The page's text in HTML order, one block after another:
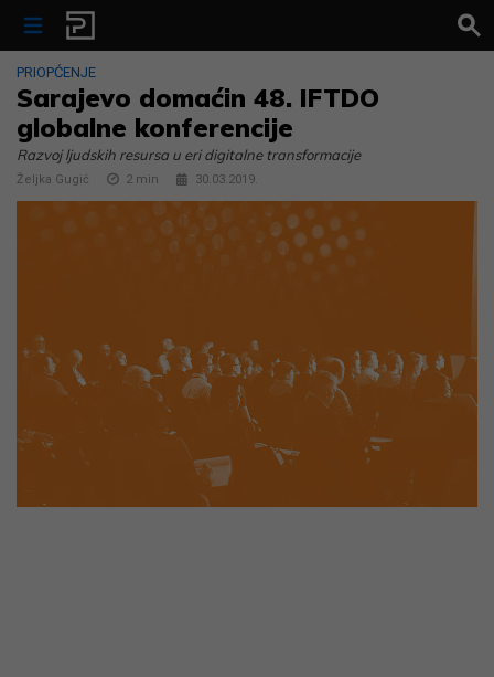
Skip to content
PRIOPĆENJE
Sarajevo domaćin 48. IFTDO
globalne konferencije
Razvoj ljudskih resursa u eri digitalne transformacije
Željka Gugić 2 min 30.03.2019.